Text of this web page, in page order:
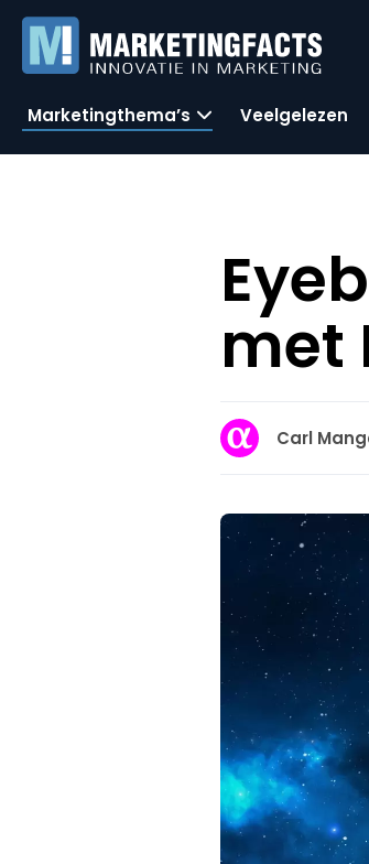
Marketingthema’s Veelgelezen
met
Carl